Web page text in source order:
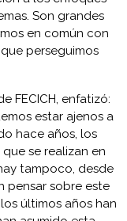
Son grandes
en común con
perseguimos
FECICH, enfatizó:
estar ajenos a
hace años, los
se realizan en
tampoco, desde
pensar sobre este
últimos años han